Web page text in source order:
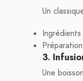
Un
3.
Une